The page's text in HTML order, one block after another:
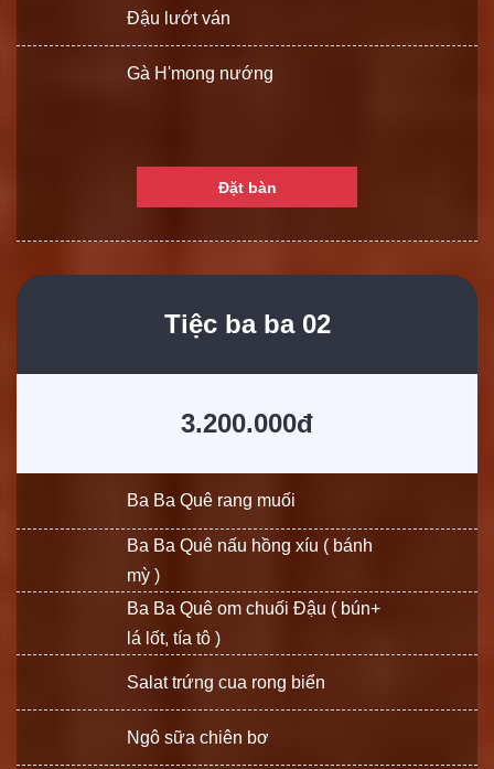
Đậu lướt ván
Gà H'mong nướng
Đặt bàn
Tiệc ba ba 02
3.200.000đ
Ba Ba Quê rang muối
Ba Ba Quê nấu hồng xíu ( bánh
mỳ )
Ba Ba Quê om chuối Đậu ( bún+
lá lốt, tía tô )
Salat trứng cua rong biển
Ngô sữa chiên bơ